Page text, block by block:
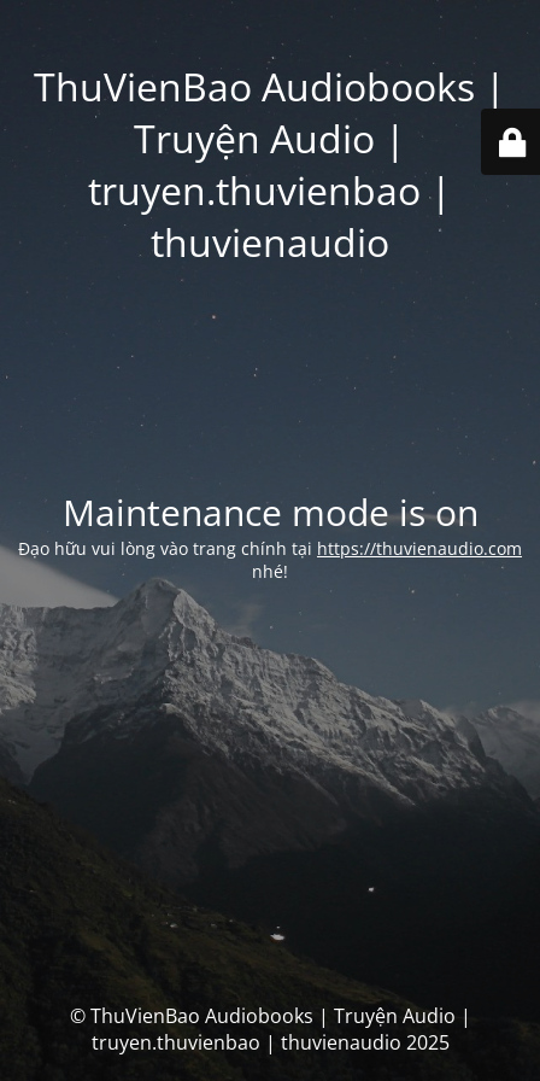
ThuVienBao Audiobooks |
Truyện Audio |
truyen.thuvienbao |
thuvienaudio
Maintenance mode is on
Đạo hữu vui lòng vào trang chính tại https://thuvienaudio.com
nhé!
© ThuVienBao Audiobooks | Truyện Audio |
truyen.thuvienbao | thuvienaudio 2025